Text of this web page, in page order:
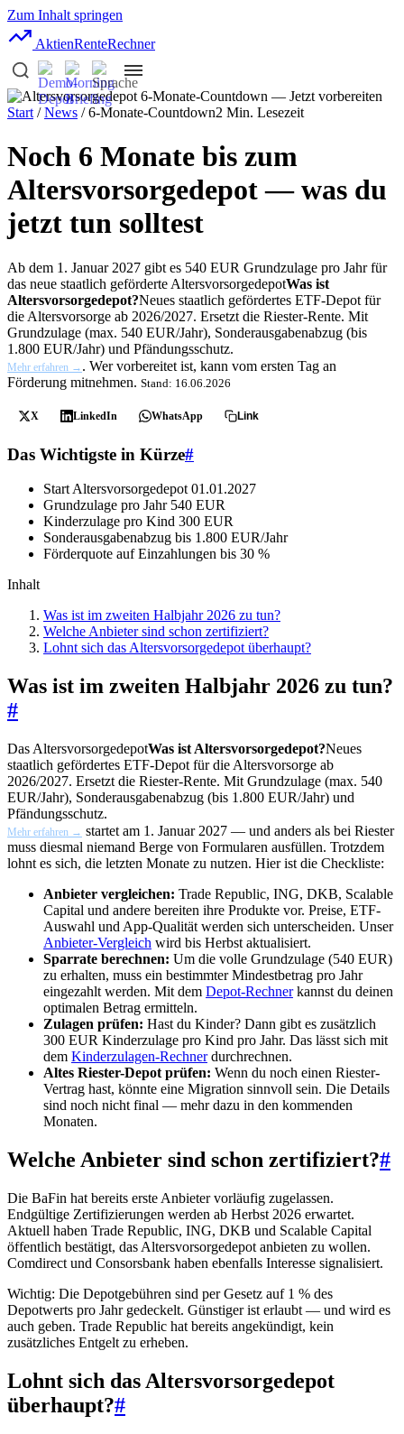
Zum Inhalt springen
AktienRenteRechner
Start /News / 6-Monate-Countdown2 Min. Lesezeit
Noch 6 Monate bis zum
Altersvorsorgedepot — was du
jetzt tun solltest
Ab dem 1. Januar 2027 gibt es 540 EUR Grundzulage pro Jahr für
das neue staatlich geförderte AltersvorsorgedepotWas ist
Altersvorsorgedepot?Neues staatlich gefördertes ETF-Depot für
die Altersvorsorge ab 2026/2027. Ersetzt die Riester-Rente. Mit
Grundzulage (max. 540 EUR/Jahr), Sonderausgabenabzug (bis
1.800 EUR/Jahr) und Pfändungsschutz.
Mehr erfahren → . Wer vorbereitet ist, kann vom ersten Tag an
Förderung mitnehmen. Stand: 16.06.2026
X LinkedIn WhatsApp Link
Das Wichtigste in Kürze#
Start Altersvorsorgedepot 01.01.2027
Grundzulage pro Jahr 540 EUR
Kinderzulage pro Kind 300 EUR
Sonderausgabenabzug bis 1.800 EUR/Jahr
Förderquote auf Einzahlungen bis 30 %
Inhalt
Was ist im zweiten Halbjahr 2026 zu tun?
Welche Anbieter sind schon zertifiziert?
Lohnt sich das Altersvorsorgedepot überhaupt?
Was ist im zweiten Halbjahr 2026 zu tun?
#
Das AltersvorsorgedepotWas ist Altersvorsorgedepot?Neues
staatlich gefördertes ETF-Depot für die Altersvorsorge ab
2026/2027. Ersetzt die Riester-Rente. Mit Grundzulage (max. 540
EUR/Jahr), Sonderausgabenabzug (bis 1.800 EUR/Jahr) und
Pfändungsschutz.
Mehr erfahren → startet am 1. Januar 2027 — und anders als bei Riester
muss diesmal niemand Berge von Formularen ausfüllen. Trotzdem
lohnt es sich, die letzten Monate zu nutzen. Hier ist die Checkliste:
Anbieter vergleichen: Trade Republic, ING, DKB, Scalable
Capital und andere bereiten ihre Produkte vor. Preise, ETF-
Auswahl und App-Qualität werden sich unterscheiden. Unser
Anbieter-Vergleich wird bis Herbst aktualisiert.
Sparrate berechnen: Um die volle Grundzulage (540 EUR)
zu erhalten, muss ein bestimmter Mindestbetrag pro Jahr
eingezahlt werden. Mit dem Depot-Rechnerkannst du deinen
optimalen Betrag ermitteln.
Zulagen prüfen: Hast du Kinder? Dann gibt es zusätzlich
300 EUR Kinderzulage pro Kind pro Jahr. Das lässt sich mit
dem Kinderzulagen-Rechnerdurchrechnen.
Altes Riester-Depot prüfen: Wenn du noch einen Riester-
Vertrag hast, könnte eine Migration sinnvoll sein. Die Details
sind noch nicht final — mehr dazu in den kommenden
Monaten.
Welche Anbieter sind schon zertifiziert?#
Die BaFin hat bereits erste Anbieter vorläufig zugelassen.
Endgültige Zertifizierungen werden ab Herbst 2026 erwartet.
Aktuell haben Trade Republic, ING, DKB und Scalable Capital
öffentlich bestätigt, das Altersvorsorgedepot anbieten zu wollen.
Comdirect und Consorsbank haben ebenfalls Interesse signalisiert.
Wichtig: Die Depotgebühren sind per Gesetz auf 1 % des
Depotwerts pro Jahr gedeckelt. Günstiger ist erlaubt — und wird es
auch geben. Trade Republic hat bereits angekündigt, kein
zusätzliches Entgelt zu erheben.
Lohnt sich das Altersvorsorgedepot
überhaupt?#